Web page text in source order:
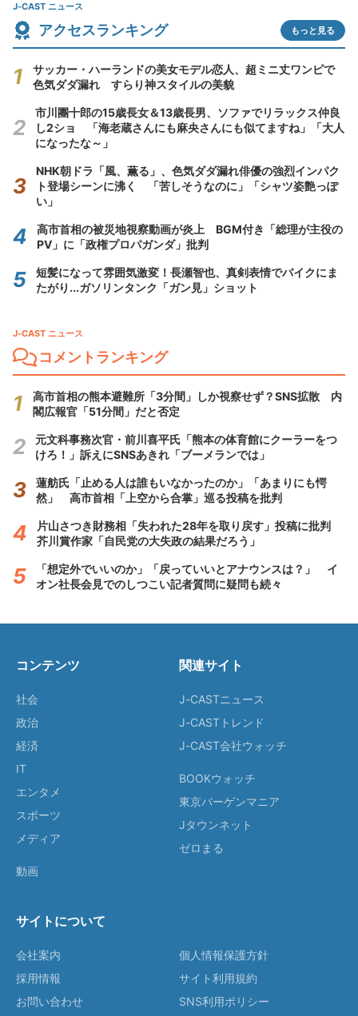
J-CAST ニュース
アクセスランキング もっと見る
サッカー・ハーランドの美女モデル恋人、超ミニ丈ワンピで
色気ダダ漏れ すらり神スタイルの美貌
市川團十郎の15歳長女＆13歳長男、ソファでリラックス仲良
し2ショ 「海老蔵さんにも麻央さんにも似てますね」「大人
になったな～」
NHK朝ドラ「風、薫る」、色気ダダ漏れ俳優の強烈インパク
ト登場シーンに沸く 「苦しそうなのに」「シャツ姿艶っぽ
い」
高市首相の被災地視察動画が炎上 BGM付き「総理が主役の
PV」に「政権プロパガンダ」批判
短髪になって雰囲気激変！長瀬智也、真剣表情でバイクにま
たがり...ガソリンタンク「ガン見」ショット
J-CAST ニュース
コメントランキング
高市首相の熊本避難所「3分間」しか視察せず？SNS拡散 内
閣広報官「51分間」だと否定
元文科事務次官・前川喜平氏「熊本の体育館にクーラーをつ
けろ！」訴えにSNSあきれ「ブーメランでは」
蓮舫氏「止める人は誰もいなかったのか」「あまりにも愕
然」 高市首相「上空から合掌」巡る投稿を批判
片山さつき財務相「失われた28年を取り戻す」投稿に批判
芥川賞作家「自民党の大失政の結果だろう」
「想定外でいいのか」「戻っていいとアナウンスは？」 イ
オン社長会見でのしつこい記者質問に疑問も続々
コンテンツ
社会
政治
経済
IT
エンタメ
スポーツ
メディア
動画
関連サイト
J-CASTニュース
J-CASTトレンド
J-CAST会社ウォッチ
BOOKウォッチ
東京バーゲンマニア
Jタウンネット
ゼロまる
サイトについて
会社案内
採用情報
お問い合わせ
個人情報保護方針
サイト利用規約
SNS利用ポリシー